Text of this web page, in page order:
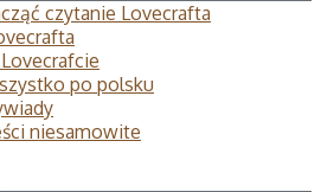
czytanie Lovecrafta
po polsku
niesamowite